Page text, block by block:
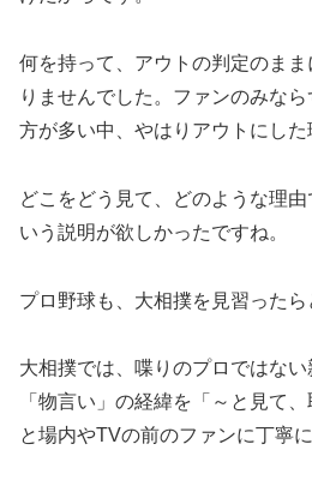
何を持って、アウトの判定のま
りませんでした。ファンのみな
方が多い中、やはりアウトにした
どこをどう見て、どのような理
いう説明が欲しかったですね。
プロ野球も、大相撲を見習ったら
大相撲では、喋りのプロではない
「物言い」の経緯を「～と見て
と場内やTVの前のファンに丁寧